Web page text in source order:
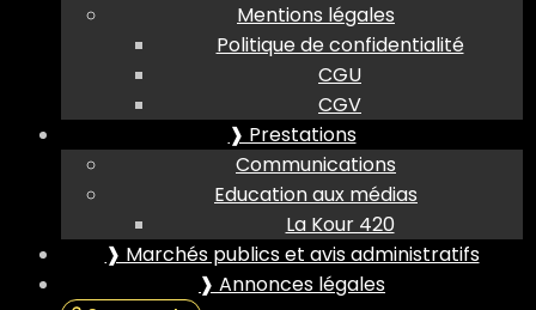
Mentions légales
Politique de confidentialité
CGU
CGV
❱ Prestations
Communications
Education aux médias
La Kour 420
❱ Marchés publics et avis administratifs
❱ Annonces légales